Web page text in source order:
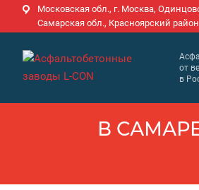
Московская обл., г. Москва,
Самарская обл., Красноярский
от
в
В